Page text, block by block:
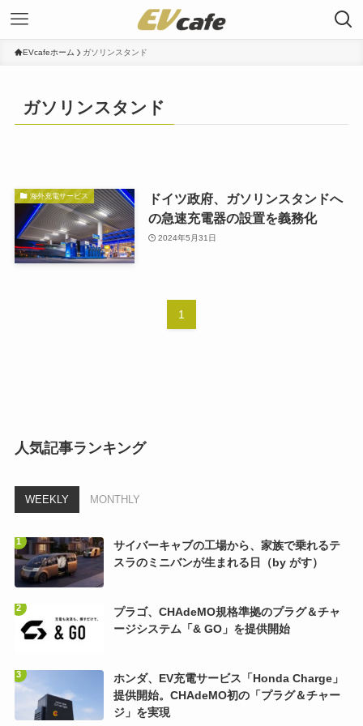
EVcafeホーム ガソリンスタンド
ガソリンスタンド
海外充電サービス
ドイツ政府、ガソリンスタンドへ
の急速充電器の設置を義務化
2024年5月31日
1
人気記事ランキング
WEEKLY MONTHLY
サイバーキャブの工場から、家族で乗れるテ
スラのミニバンが生まれる日（by がす）
プラゴ、CHAdeMO規格準拠のプラグ＆チャ
ージシステム「& GO」を提供開始
ホンダ、EV充電サービス「Honda Charge」
提供開始。CHAdeMO初の「プラグ＆チャー
ジ」を実現